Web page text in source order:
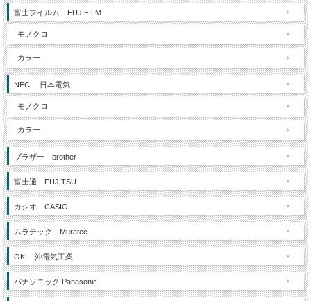
富士フイルム FUJIFILM
モノクロ
カラー
NEC 日本電気
モノクロ
カラー
ブラザー brother
富士通 FUJITSU
カシオ CASIO
ムラテック Muratec
OKI 沖電気工業
パナソニック Panasonic